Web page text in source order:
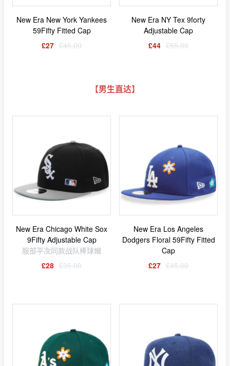
New Era New York Yankees
59Fifty Fitted Cap
£27 £45.00
New Era NY Tex 9forty
Adjustable Cap
£44 £55.00
【男生直达】
New Era Chicago White Sox
9Fifty Adjustable Cap
服部平次同款战队棒球帽
£28 £35.00
New Era Los Angeles
Dodgers Floral 59Fifty Fitted
Cap
£27 £45.00